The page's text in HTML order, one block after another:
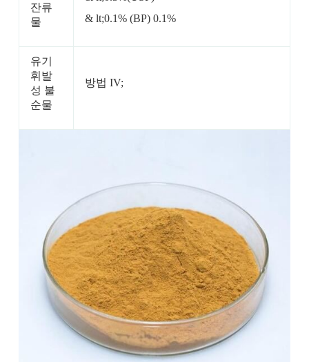
잔류
물
& lt;0.1% (BP) 0.1%
유기
휘발
성 불
순물
방법 IV;